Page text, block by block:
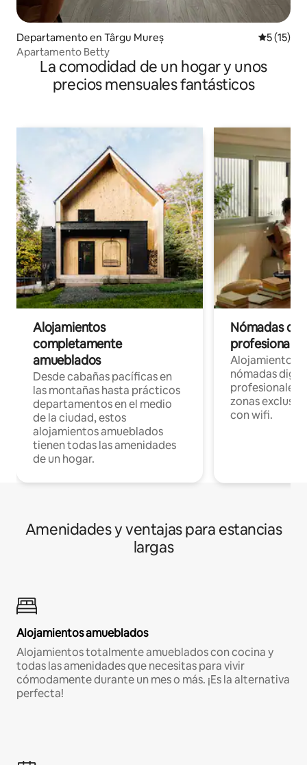
Departamento en Târgu Mureș
5 (15)
Apartamento Betty
La comodidad de un hogar y unos
precios mensuales fantásticos
Alojamientos
completamente
amueblados
Desde cabañas pacíficas en
las montañas hasta prácticos
departamentos en el medio
de la ciudad, estos
alojamientos amueblados
tienen todas las amenidades
de un hogar.
Nómadas
Alojamientos
nómadas
profesionales
zonas
con wifi.
Amenidades y ventajas para estancias
largas
Alojamientos amueblados
Alojamientos totalmente amueblados con cocina y
todas las amenidades que necesitas para vivir
cómodamente durante un mes o más. ¡Es la alternativa
perfecta!